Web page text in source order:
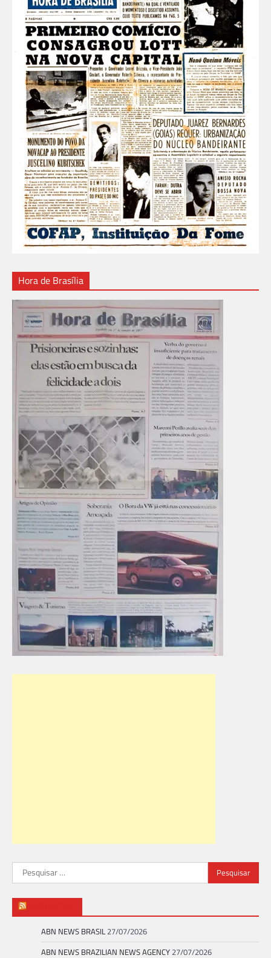
Hora de Brasília
Pesquisar
por:
ABN NEWS BRASIL 27/07/2026
ABN NEWS BRAZILIAN NEWS AGENCY 27/07/2026